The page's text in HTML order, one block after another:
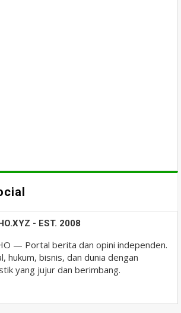
- EST. 2008
— Portal berita dan opini independen.
hukum, bisnis, dan dunia dengan
yang jujur dan berimbang.